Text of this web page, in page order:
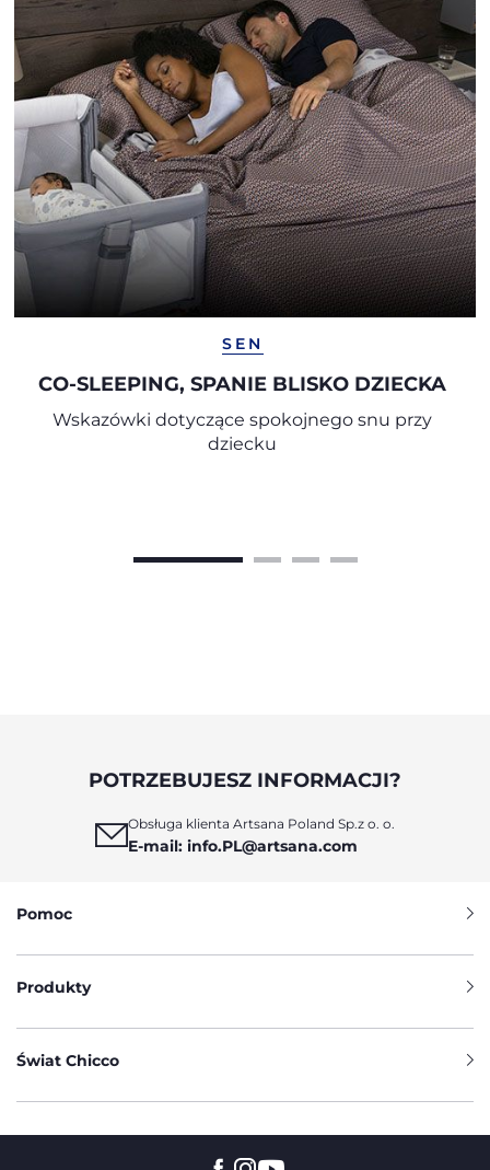
SEN
CO-SLEEPING, SPANIE BLISKO DZIECKA
Wskazówki dotyczące spokojnego snu przy
dziecku
POTRZEBUJESZ INFORMACJI?
Obsługa klienta Artsana Poland Sp.z o. o.
E-mail: info.PL@artsana.com
Pomoc
Produkty
Świat Chicco